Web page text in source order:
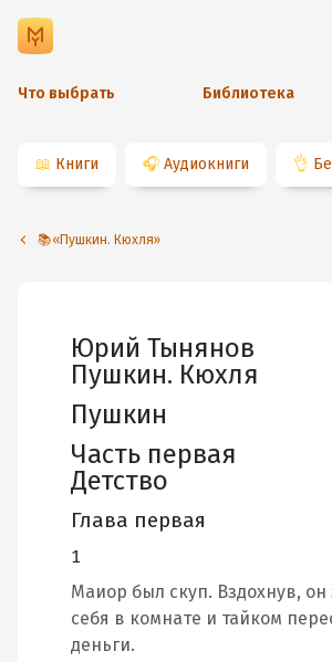
Что выбрать Библиотека
📖 Книги 🎧 Аудиокниги 👌
📚«Пушкин. Кюхля»
Юрий Тынянов
Пушкин. Кюхля
Пушкин
Часть первая
Детство
Глава первая
1
Маиор был скуп. Вздохнув, он
себя в комнате и тайком
деньги.